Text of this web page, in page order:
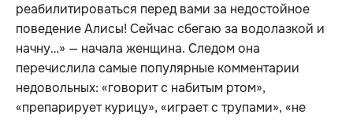
реабилитироваться перед вами за недостойное
поведение Алисы! Сейчас сбегаю за водолазкой и
начну…» — начала женщина. Следом она
перечислила самые популярные комментарии
недовольных: «говорит с набитым ртом»,
«препарирует курицу», «играет с трупами», «не